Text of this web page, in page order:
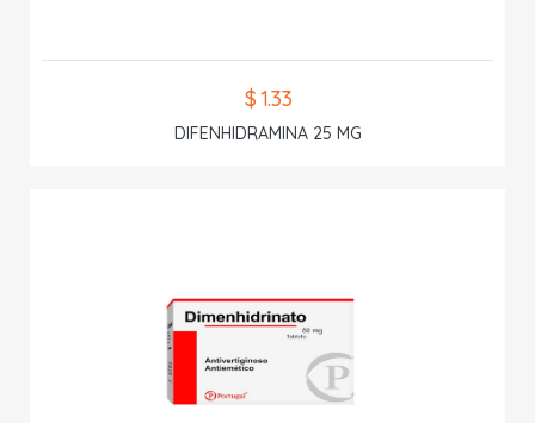
$ 1.33
DIFENHIDRAMINA 25 MG